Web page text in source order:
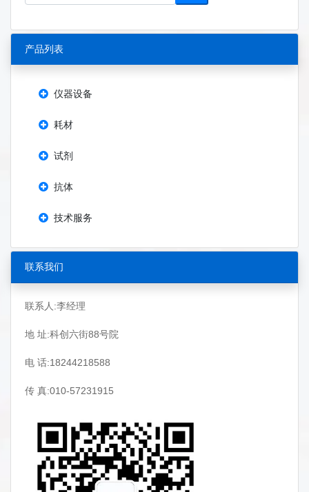
产品列表
仪器设备
耗材
试剂
抗体
技术服务
联系我们
联系人:李经理
地 址:科创六街88号院
电 话:18244218588
传 真:010-57231915